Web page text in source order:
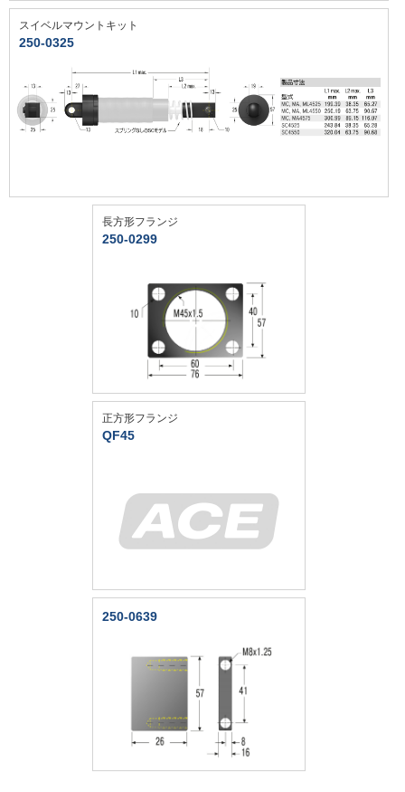
スイベルマウントキット
250-0325
長方形フランジ
250-0299
正方形フランジ
QF45
250-0639